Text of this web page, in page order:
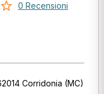
0 Recensioni
Corridonia (MC)